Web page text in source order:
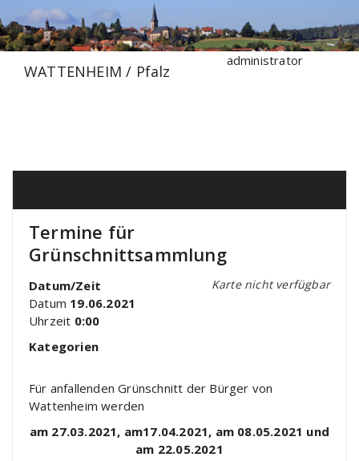
Inhalt
springen
WATTENHEIM / Pfalz
administrator
Termine für
Grünschnittsammlung
Karte nicht verfügbar
Datum/Zeit
Datum 19.06.2021
Uhrzeit 0:00
Kategorien
Für anfallenden Grünschnitt der Bürger von
Wattenheim werden
am 27.03.2021, am17.04.2021, am 08.05.2021 und
am 22.05.2021